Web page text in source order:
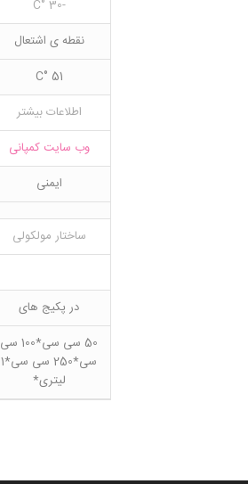
-30 °C
نقطه ی اشتعال
51 °C
اطلاعات بیشتر
وب سایت کمپانی
ایمنی
ساختار مولکولی
در پکیج های
50 سی سی*100 سی
سی*250 سی سی*1
لیتری*